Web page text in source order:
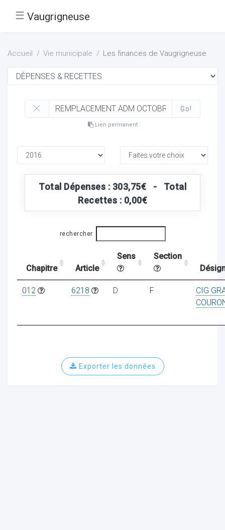
☰ Vaugrigneuse
Accueil Vie municipale Les finances de Vaugrigneuse
Go!
Lien permanent
Total Dépenses : 303,75€ - Total
Recettes : 0,00€
rechercher
Chapitre Article
Sens
Section
012 6218 D F
CIG
Exporter les données